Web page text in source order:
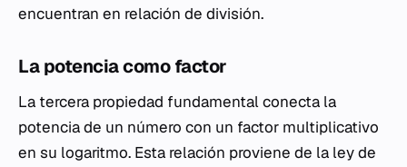
encuentran en relación de división.
La potencia como factor
La tercera propiedad fundamental conecta la
potencia de un número con un factor multiplicativo
en su logaritmo. Esta relación proviene de la ley de